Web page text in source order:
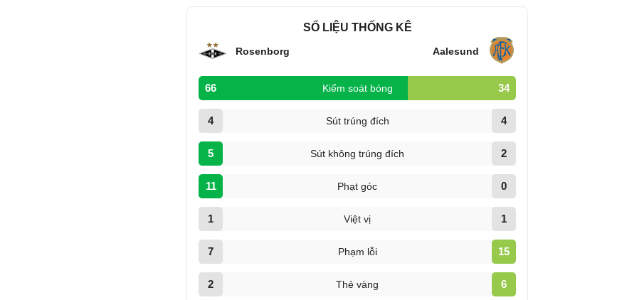
SỐ LIỆU THỐNG KÊ
Rosenborg Aalesund
66 Kiểm soát bóng 34
4 Sút trúng đích 4
5 Sút không trúng đích 2
11 Phạt góc 0
1 Việt vị 1
7 Phạm lỗi 15
2 Thẻ vàng 6